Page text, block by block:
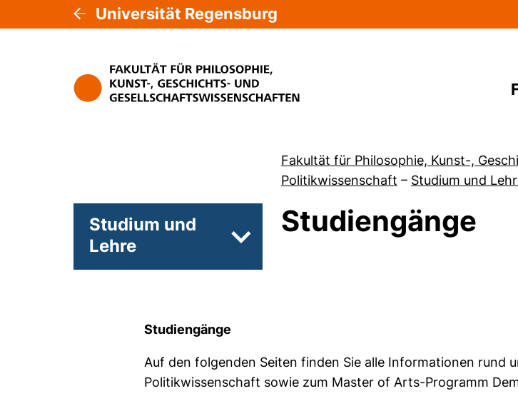
Universität Regensburg
Fakultät für Philosophie, Kunst-,
Politikwissenschaft – Studium und
Studium und
Lehre
Unterseiten von Studieninteressierte
Studiengänge
Studiengänge
Auf den folgenden Seiten finden Sie alle Informationen rund
Politikwissenschaft sowie zum Master of Arts-Programm